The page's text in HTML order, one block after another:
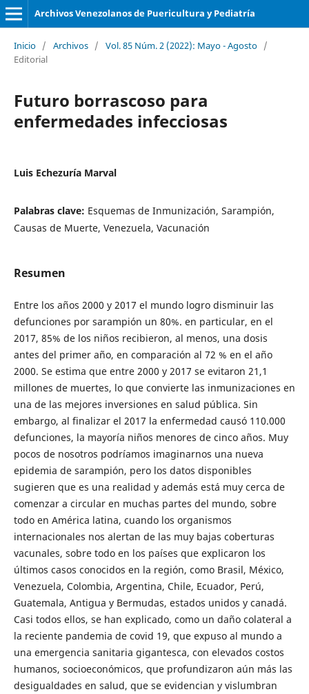
Archivos Venezolanos de Puericultura y Pediatría
Inicio / Archivos / Vol. 85 Núm. 2 (2022): Mayo - Agosto /
Editorial
Futuro borrascoso para
enfermedades infecciosas
Luis Echezuría Marval
Palabras clave: Esquemas de Inmunización, Sarampión,
Causas de Muerte, Venezuela, Vacunación
Resumen
Entre los años 2000 y 2017 el mundo logro disminuir las
defunciones por sarampión un 80%. en particular, en el
2017, 85% de los niños recibieron, al menos, una dosis
antes del primer año, en comparación al 72 % en el año
2000. Se estima que entre 2000 y 2017 se evitaron 21,1
millones de muertes, lo que convierte las inmunizaciones en
una de las mejores inversiones en salud pública. Sin
embargo, al finalizar el 2017 la enfermedad causó 110.000
defunciones, la mayoría niños menores de cinco años. Muy
pocos de nosotros podríamos imaginarnos una nueva
epidemia de sarampión, pero los datos disponibles
sugieren que es una realidad y además está muy cerca de
comenzar a circular en muchas partes del mundo, sobre
todo en América latina, cuando los organismos
internacionales nos alertan de las muy bajas coberturas
vacunales, sobre todo en los países que explicaron los
últimos casos conocidos en la región, como Brasil, México,
Venezuela, Colombia, Argentina, Chile, Ecuador, Perú,
Guatemala, Antigua y Bermudas, estados unidos y canadá.
Casi todos ellos, se han explicado, como un daño colateral a
la reciente pandemia de covid 19, que expuso al mundo a
una emergencia sanitaria gigantesca, con elevados costos
humanos, socioeconómicos, que profundizaron aún más las
desigualdades en salud, que se evidencian y vislumbran